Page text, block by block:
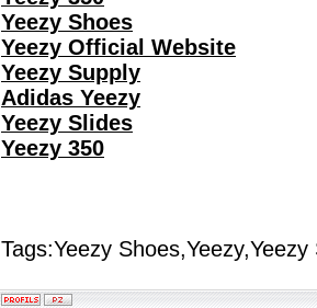
Yeezy Shoes
Yeezy Official Website
Yeezy Supply
Adidas Yeezy
Yeezy Slides
Yeezy 350
Tags:Yeezy